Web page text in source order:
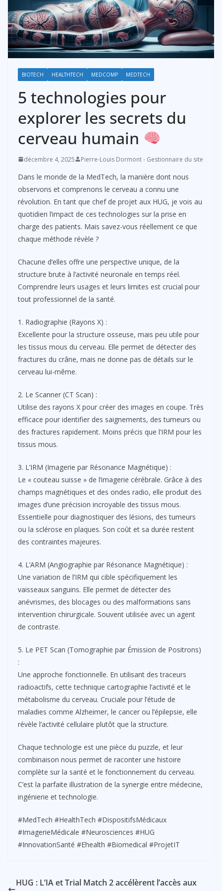
BIOTECH HEALTHTECH MEDCOMP MEDTECH
5 technologies pour
explorer les secrets du
cerveau humain
décembre 4, 2025 Pierre-Louis Dormont - Gestionnaire du site
Dans le monde de la MedTech, la manière dont nous
observons et comprenons le cerveau a connu une
révolution. En tant que chef de projet aux HUG, je vois au
quotidien l’impact de ces technologies sur la prise en
charge des patients. Mais savez-vous réellement ce que
chaque méthode révèle ?
Chacune d’elles offre une perspective unique, de la
structure brute à l’activité neuronale en temps réel.
Comprendre leurs usages et leurs limites est crucial pour
tout professionnel de la santé.
1. Radiographie (Rayons X) :
Excellente pour la structure osseuse, mais peu utile pour
les tissus mous du cerveau. Elle permet de détecter des
fractures du crâne, mais ne donne pas de détails sur le
cerveau lui-même.
2. Le Scanner (CT Scan) :
Utilise des rayons X pour créer des images en coupe. Très
efficace pour identifier des saignements, des tumeurs ou
des fractures rapidement. Moins précis que l’IRM pour les
tissus mous.
3. L’IRM (Imagerie par Résonance Magnétique) :
Le « couteau suisse » de l’imagerie cérébrale. Grâce à des
champs magnétiques et des ondes radio, elle produit des
images d’une précision incroyable des tissus mous.
Essentielle pour diagnostiquer des lésions, des tumeurs
ou la sclérose en plaques. Son coût et sa durée restent
des contraintes majeures.
4. L’ARM (Angiographie par Résonance Magnétique) :
Une variation de l’IRM qui cible spécifiquement les
vaisseaux sanguins. Elle permet de détecter des
anévrismes, des blocages ou des malformations sans
intervention chirurgicale. Souvent utilisée avec un agent
de contraste.
5. Le PET Scan (Tomographie par Émission de Positrons)
:
Une approche fonctionnelle. En utilisant des traceurs
radioactifs, cette technique cartographie l’activité et le
métabolisme du cerveau. Cruciale pour l’étude de
maladies comme Alzheimer, le cancer ou l’épilepsie, elle
révèle l’activité cellulaire plutôt que la structure.
Chaque technologie est une pièce du puzzle, et leur
combinaison nous permet de raconter une histoire
complète sur la santé et le fonctionnement du cerveau.
C’est la parfaite illustration de la synergie entre médecine,
ingénierie et technologie.
#MedTech #HealthTech #DispositifsMédicaux
#ImagerieMédicale #Neurosciences #HUG
#InnovationSanté #Ehealth #Biomedical #ProjetIT
HUG : L’IA et Trial Match 2 accélèrent l’accès aux